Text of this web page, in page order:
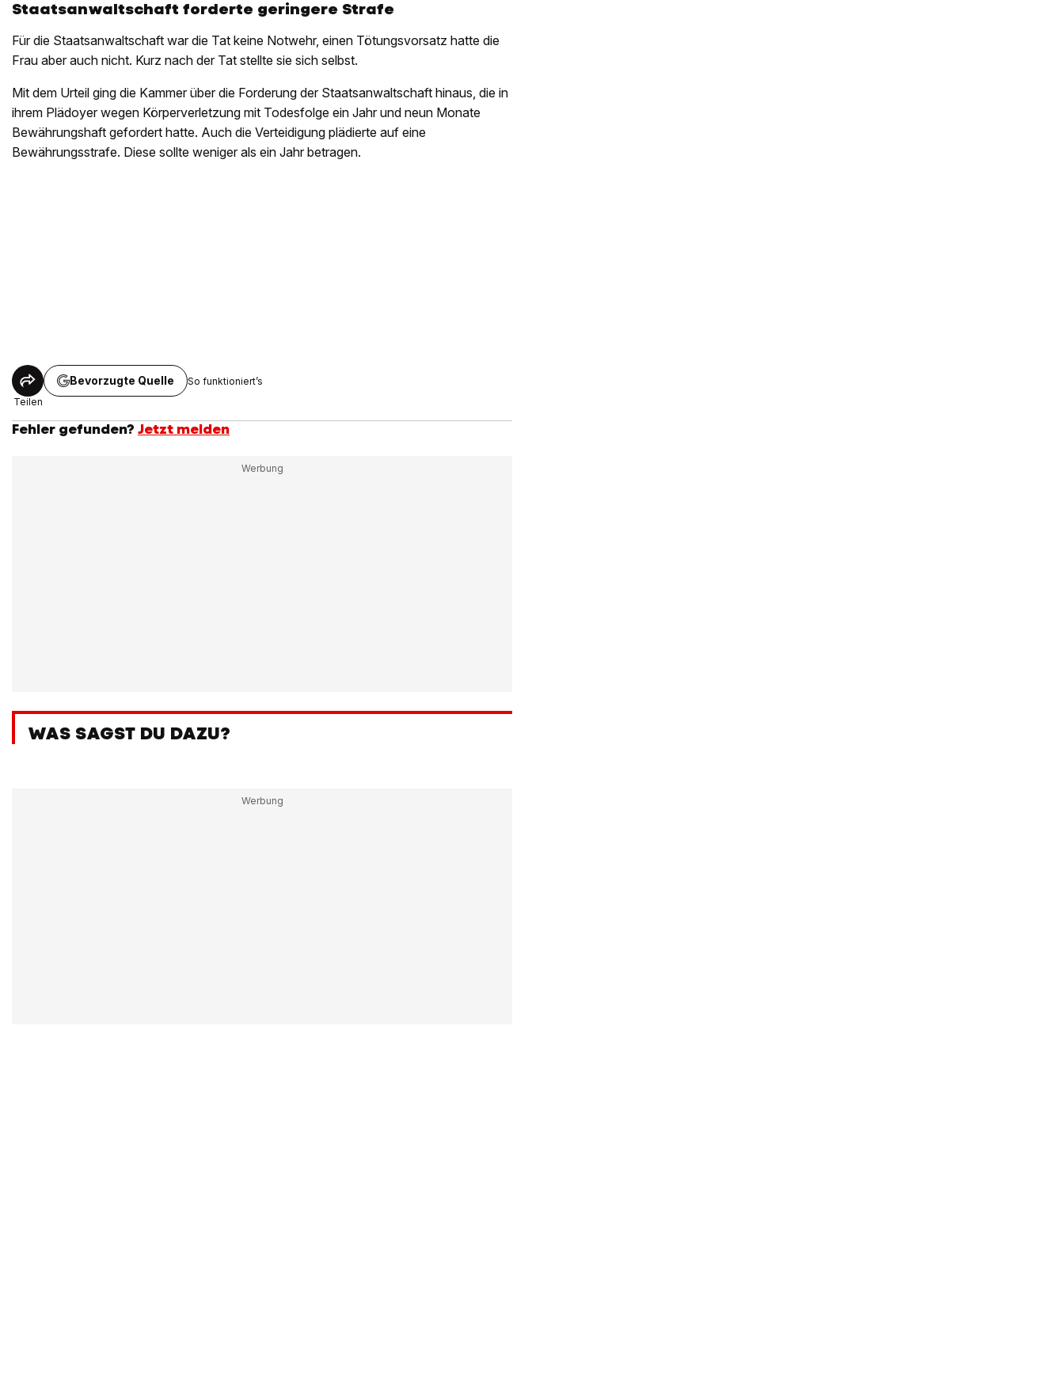
Staatsanwaltschaft forderte geringere Strafe
Für die Staatsanwaltschaft war die Tat keine Notwehr, einen Tötungsvorsatz hatte die
Frau aber auch nicht. Kurz nach der Tat stellte sie sich selbst.
Mit dem Urteil ging die Kammer über die Forderung der Staatsanwaltschaft hinaus, die in
ihrem Plädoyer wegen Körperverletzung mit Todesfolge ein Jahr und neun Monate
Bewährungshaft gefordert hatte. Auch die Verteidigung plädierte auf eine
Bewährungsstrafe. Diese sollte weniger als ein Jahr betragen.
Teilen
Bevorzugte Quelle So funktioniert’s
Fehler gefunden? Jetzt melden
WAS SAGST DU DAZU?